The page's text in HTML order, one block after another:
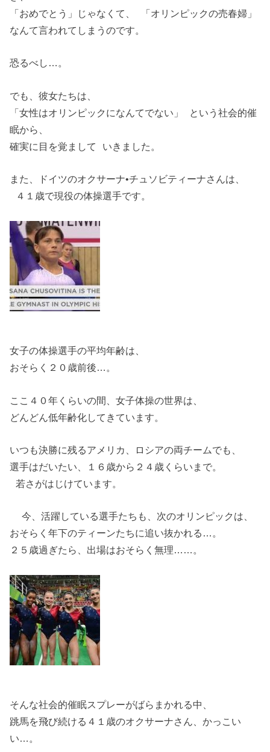
「おめでとう」じゃなくて、 「オリンピックの売春婦」
なんて言われてしまうのです。
恐るべし…。
でも、彼女たちは、
「女性はオリンピックになんてでない」 という社会的催
眠から、
確実に目を覚まして いきました。
また、ドイツのオクサーナ•チュソビティーナさんは、
４１歳で現役の体操選手です。
女子の体操選手の平均年齢は、
おそらく２０歳前後…。
ここ４０年くらいの間、女子体操の世界は、
どんどん低年齢化してきています。
いつも決勝に残るアメリカ、ロシアの両チームでも、
選手はだいたい、１６歳から２４歳くらいまで。
若さがはじけています。
今、活躍している選手たちも、次のオリンピックは、
おそらく年下のティーンたちに追い抜かれる…。
２５歳過ぎたら、出場はおそらく無理……。
そんな社会的催眠スプレーがばらまかれる中、
跳馬を飛び続ける４１歳のオクサーナさん、かっこい
い…。